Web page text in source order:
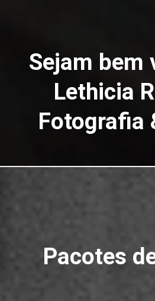
Sejam bem
Lethicia
Fotografia
Pacotes